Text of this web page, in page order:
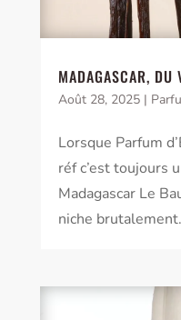
MADAGASCAR,
Août 28, 2025|
Lorsque Parfum
réf c’est toujours
Madagascar Le
niche